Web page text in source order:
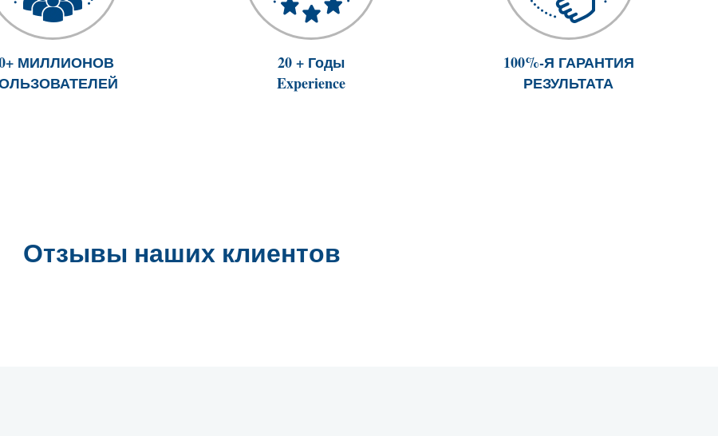
МИЛЛИОНОВ
20 + Годы
Experience
100%-Я ГАРАНТИЯ
РЕЗУЛЬТАТА
Отзывы наших клиентов